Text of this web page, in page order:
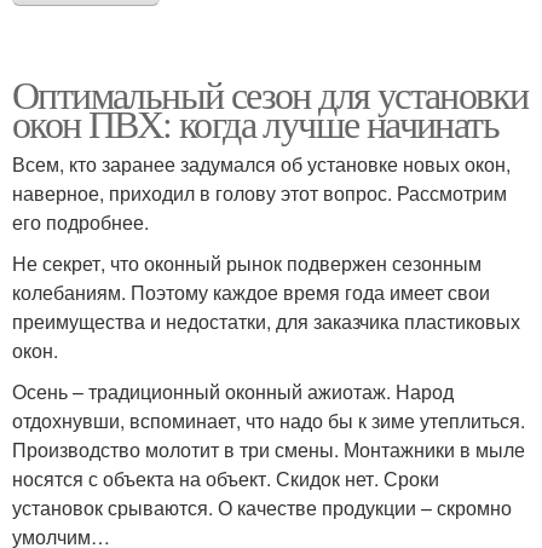
Оптимальный сезон для установки
окон ПВХ: когда лучше начинать
Всем, кто заранее задумался об установке новых окон,
наверное, приходил в голову этот вопрос. Рассмотрим
его подробнее.
Не секрет, что оконный рынок подвержен сезонным
колебаниям. Поэтому каждое время года имеет свои
преимущества и недостатки, для заказчика пластиковых
окон.
Осень – традиционный оконный ажиотаж. Народ
отдохнувши, вспоминает, что надо бы к зиме утеплиться.
Производство молотит в три смены. Монтажники в мыле
носятся с объекта на объект. Скидок нет. Сроки
установок срываются. О качестве продукции – скромно
умолчим…